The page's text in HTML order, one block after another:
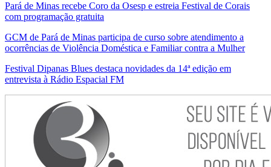
Pará de Minas recebe Coro da Osesp e estreia Festival de Corais
com programação gratuita
GCM de Pará de Minas participa de curso sobre atendimento a
ocorrências de Violência Doméstica e Familiar contra a Mulher
Festival Dipanas Blues destaca novidades da 14ª edição em
entrevista à Rádio Espacial FM